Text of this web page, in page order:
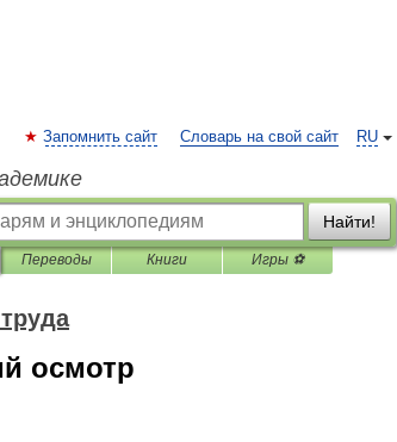
RU
Запомнить сайт Словарь на свой сайт
Найти!
Переводы Книги Игры ⚽
осмотр